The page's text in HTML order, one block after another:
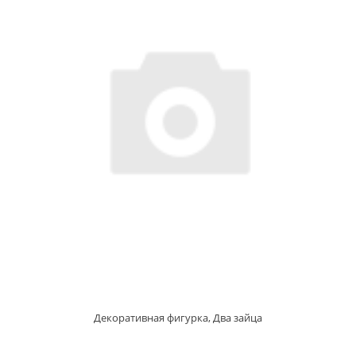
Декоративная фигурка, Два зайца